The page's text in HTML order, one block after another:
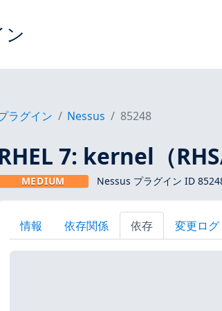
ン
ラグイン Nessus 85248
7: kernel（
MEDIUM Nessus プラグイン ID
情報 依存関係 依存 変更ログ